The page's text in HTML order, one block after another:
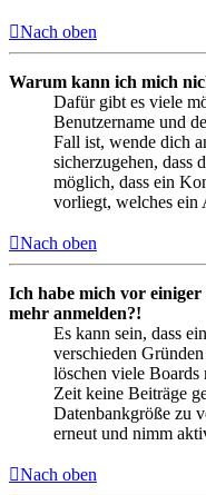
Nach oben
Warum kann ich mich
Dafür gibt es viele
Benutzername und
Fall ist, wende dich
sicherzugehen, dass
möglich, dass ein
vorliegt, welches ein
Nach oben
Ich habe mich vor
mehr anmelden?!
Es kann sein, dass
verschieden
löschen viele Boards
Zeit keine Beiträge
Datenbankgröße zu
erneut und nimm
Nach oben